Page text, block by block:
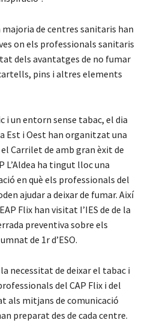
de centres sanitaris han
on els professionals sanitaris
dels avantatges de no fumar
pins i altres elements
i un entorn sense tabac, el dia
Est i Oest han organitzat una
Carrilet de amb gran èxit de
L’Aldea ha tingut lloc una
en què els professionals del
ajudar a deixar de fumar. Així
Flix han visitat I’IES de de la
preventiva sobre els
de 1r d’ESO.
necessitat de deixar el tabac i
del CAP Flix i del
als mitjans de comunicació
preparat des de cada centre.